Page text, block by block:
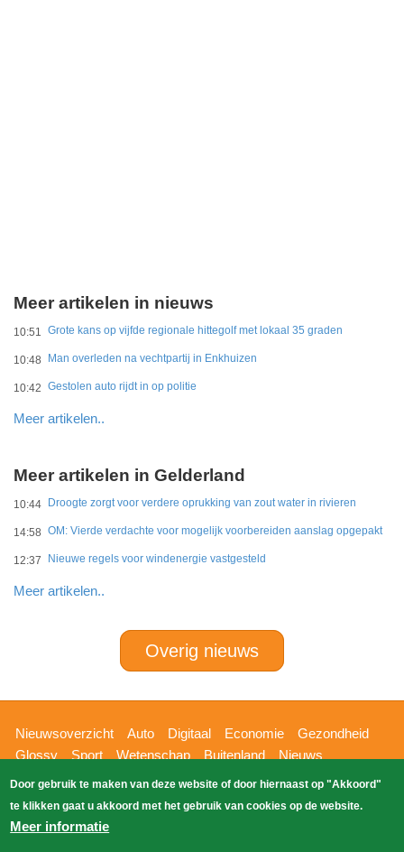
Meer artikelen in nieuws
10:51 Grote kans op vijfde regionale hittegolf met lokaal 35 graden
10:48 Man overleden na vechtpartij in Enkhuizen
10:42 Gestolen auto rijdt in op politie
Meer artikelen..
Meer artikelen in Gelderland
10:44 Droogte zorgt voor verdere oprukking van zout water in rivieren
14:58 OM: Vierde verdachte voor mogelijk voorbereiden aanslag opgepakt
12:37 Nieuwe regels voor windenergie vastgesteld
Meer artikelen..
Overig nieuws
Hoofdnavigatie
Nieuwsoverzicht Auto Digitaal Economie
Gezondheid
Glossy
Sport Wetenschap Buitenland
Nieuws
Bizzpress
Blik op 112 Provincies
Weekoverzicht
Zoeken
Copyright Blik Op Nieuws 2026gehost
Door gebruik te maken van deze website of door hiernaast op "Akkoord"
te klikken gaat u akkoord met het gebruik van cookies op de website.
Meer informatie